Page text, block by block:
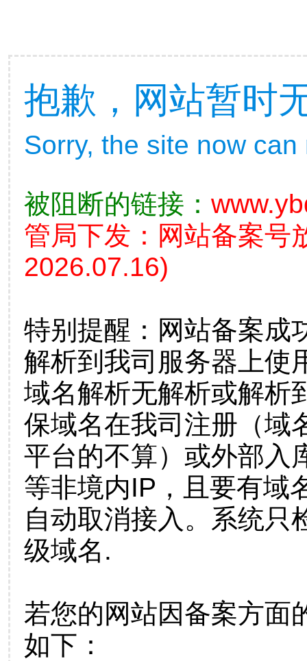
抱歉，网站暂时
Sorry, the site now
被阻断的链接：
管局下发：网站备案号
2026.07.16)
特别提醒：网站备案成
解析到我司服务器上使
域名解析无解析或解析
保域名在我司注册（域
平台的不算）或外部入
等非境内IP，且要有域
自动取消接入。系统只
级域名.
若您的网站因备案方面
如下：